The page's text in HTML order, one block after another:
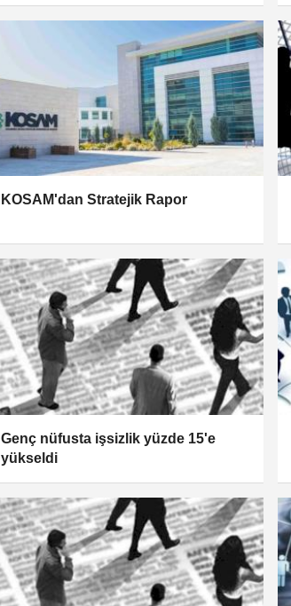
KOSAM'dan Stratejik Rapor
Genç nüfusta işsizlik yüzde 15'e
yükseldi